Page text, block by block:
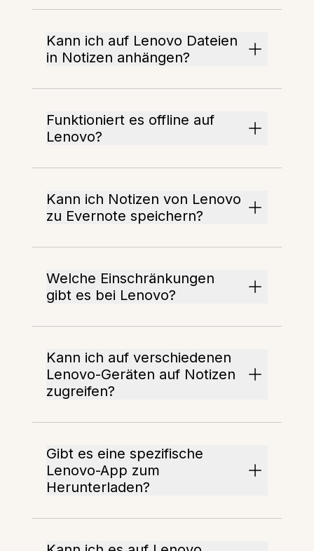
Kann ich auf Lenovo Dateien
in Notizen anhängen?
Funktioniert es offline auf
Lenovo?
Kann ich Notizen von Lenovo
zu Evernote speichern?
Welche Einschränkungen
gibt es bei Lenovo?
Kann ich auf verschiedenen
Lenovo-Geräten auf Notizen
zugreifen?
Gibt es eine spezifische
Lenovo-App zum
Herunterladen?